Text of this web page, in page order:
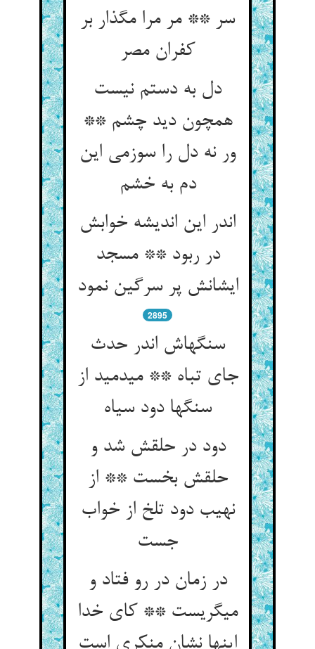
سر ** مر مرا مگذار بر
کفران مصر
دل به دستم نیست
همچون دید چشم **
ور نه دل را سوزمی این
دم به خشم‏
اندر این اندیشه خوابش
در ربود ** مسجد
ایشانش پر سرگین نمود
2895
سنگهاش اندر حدث
جای تباه ** می‏دمید از
سنگها دود سیاه‏
دود در حلقش شد و
حلقش بخست ** از
نهیب دود تلخ از خواب
جست‏
در زمان در رو فتاد و
می‏گریست ** کای خدا
اینها نشان منکری است‏